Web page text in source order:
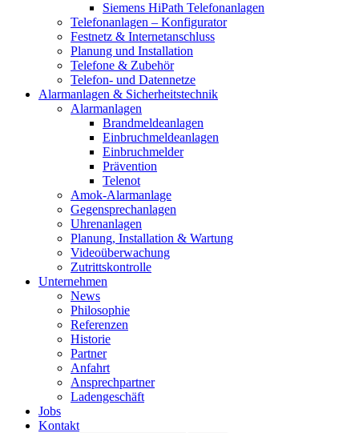
Siemens HiPath Telefonanlagen
Telefonanlagen – Konfigurator
Festnetz & Internetanschluss
Planung und Installation
Telefone & Zubehör
Telefon- und Datennetze
Alarmanlagen & Sicherheitstechnik
Alarmanlagen
Brandmeldeanlagen
Einbruchmeldeanlagen
Einbruchmelder
Prävention
Telenot
Amok-Alarmanlage
Gegensprechanlagen
Uhrenanlagen
Planung, Installation & Wartung
Videoüberwachung
Zutrittskontrolle
Unternehmen
News
Philosophie
Referenzen
Historie
Partner
Anfahrt
Ansprechpartner
Ladengeschäft
Jobs
Kontakt